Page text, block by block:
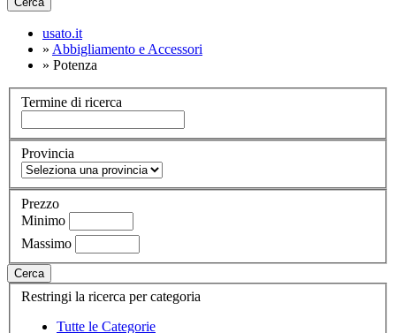
usato.it
» Abbigliamento e Accessori
» Potenza
Termine di ricerca
Provincia
Prezzo
Minimo
Massimo
Cerca
Restringi la ricerca per categoria
Tutte le Categorie